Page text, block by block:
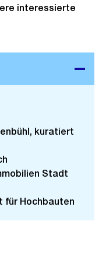
interessierte
kuratiert
Stadt
für Hochbauten